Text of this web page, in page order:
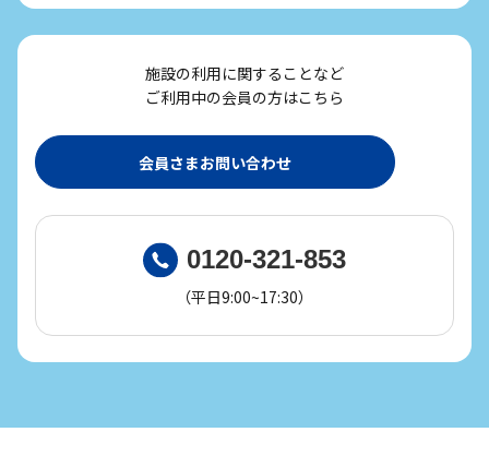
施設の利用に関することなど
ご利用中の会員の方はこちら
会員さまお問い合わせ
0120-321-853
（平日9:00~17:30）